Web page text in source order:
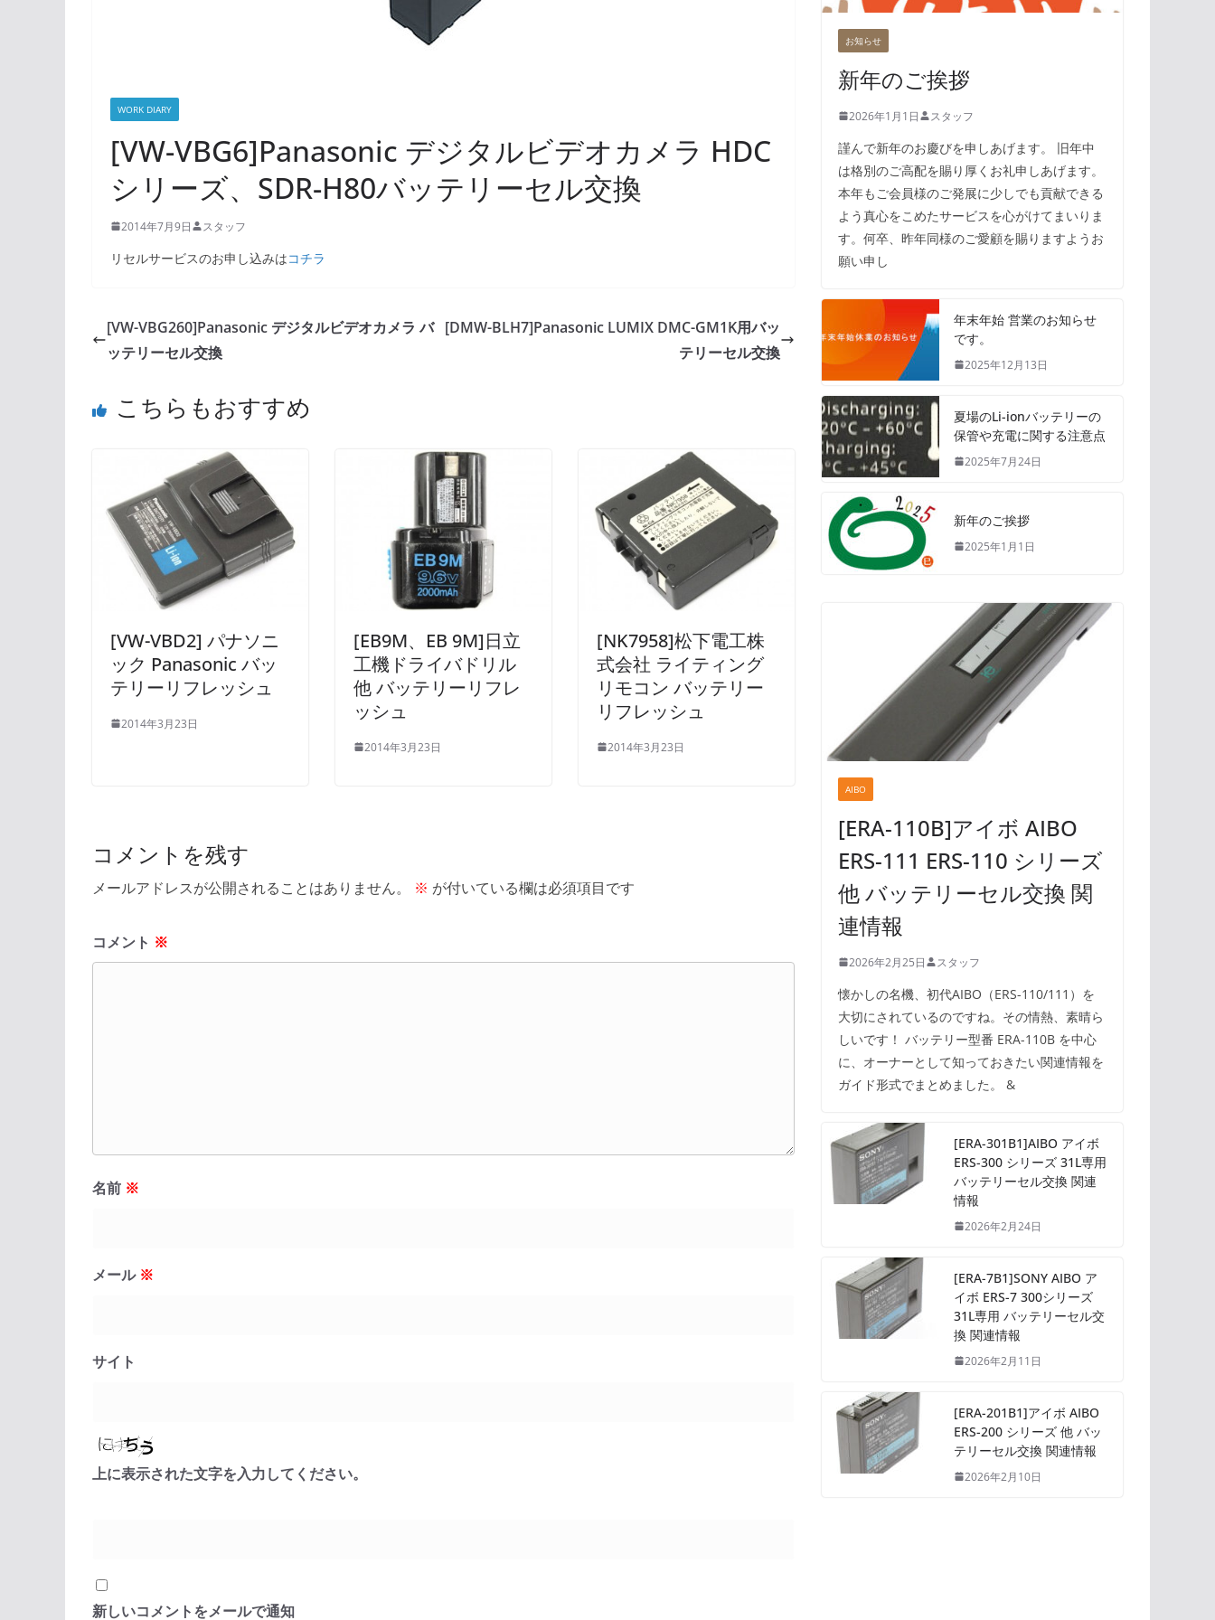
WORK DIARY
[VW-VBG6]Panasonic デジタルビデオカメラ HDC
シリーズ、SDR-H80バッテリーセル交換
2014年7月9日 スタッフ
リセルサービスのお申し込みはコチラ
[VW-VBG260]Panasonic デジタルビデオカメラ バ
ッテリーセル交換
[DMW-BLH7]Panasonic LUMIX DMC-GM1K用バッ
テリーセル交換
こちらもおすすめ
[VW-VBD2] パナソニ
ック Panasonic バッ
テリーリフレッシュ
2014年3月23日
[EB9M、EB 9M]日立
工機ドライバドリル
他 バッテリーリフレ
ッシュ
2014年3月23日
[NK7958]松下電工株
式会社 ライティング
リモコン バッテリー
リフレッシュ
2014年3月23日
コメントを残す
メールアドレスが公開されることはありません。 ※ が付いている欄は必須項目です
コメント ※
名前 ※
メール ※
サイト
上に表示された文字を入力してください。
新しいコメントをメールで通知
お知らせ
新年のご挨拶
2026年1月1日 スタッフ
謹んで新年のお慶びを申しあげます。 旧年中
は格別のご高配を賜り厚くお礼申しあげます。
本年もご会員様のご発展に少しでも貢献できる
よう真心をこめたサービスを心がけてまいりま
す。何卒、昨年同様のご愛顧を賜りますようお
願い申し
年末年始 営業のお知らせ
です。
2025年12月13日
夏場のLi-ionバッテリーの
保管や充電に関する注意点
2025年7月24日
新年のご挨拶
2025年1月1日
AIBO
[ERA-110B]アイボ AIBO
ERS-111 ERS-110 シリーズ
他 バッテリーセル交換 関
連情報
2026年2月25日 スタッフ
懐かしの名機、初代AIBO（ERS-110/111）を
大切にされているのですね。その情熱、素晴ら
しいです！ バッテリー型番 ERA-110B を中心
に、オーナーとして知っておきたい関連情報を
ガイド形式でまとめました。 &
[ERA-301B1]AIBO アイボ
ERS-300 シリーズ 31L専用
バッテリーセル交換 関連
情報
2026年2月24日
[ERA-7B1]SONY AIBO ア
イボ ERS-7 300シリーズ
31L専用 バッテリーセル交
換 関連情報
2026年2月11日
[ERA-201B1]アイボ AIBO
ERS-200 シリーズ 他 バッ
テリーセル交換 関連情報
2026年2月10日